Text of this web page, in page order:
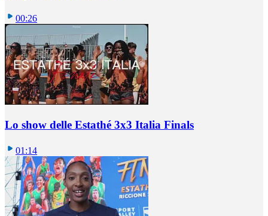
00:26
Lo show delle Estathé 3x3 Italia Finals
01:14